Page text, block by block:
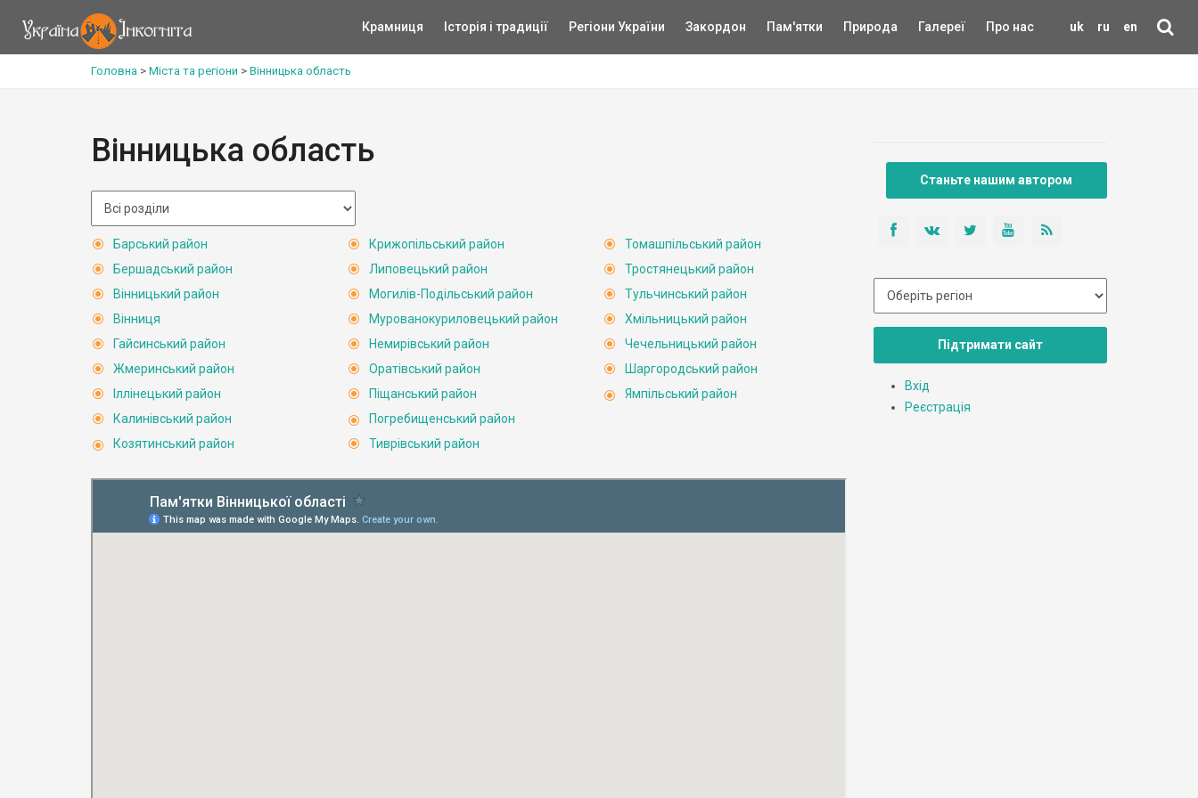
uk ru en
Крамниця Історія і традиції Регіони України Закордон Пам'ятки Природа Галереї Про нас
Головна > Міста та регіони > Вінницька область
Вінницька область
Барський район
Бершадський район
Вінницький район
Вінниця
Гайсинський район
Жмеринський район
Іллінецький район
Калинівський район
Козятинський район
Крижопільський район
Липовецький район
Могилів-Подільський район
Мурованокуриловецький район
Немирівський район
Оратівський район
Піщанський район
Погребищенський район
Тиврівський район
Томашпільський район
Тростянецький район
Тульчинський район
Хмільницький район
Чечельницький район
Шаргородський район
Ямпільський район
Станьте нашим автором
Підтримати сайт
Вхід
Реєстрація